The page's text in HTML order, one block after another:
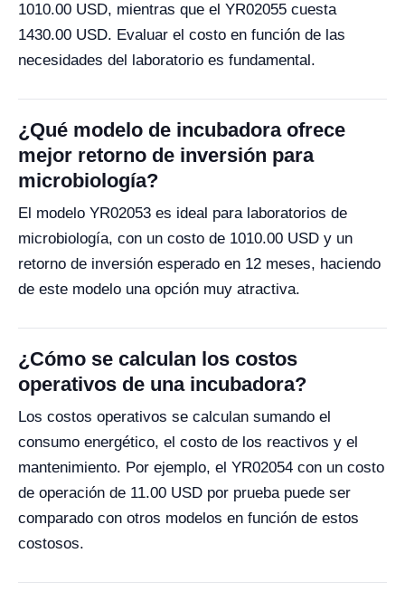
1010.00 USD, mientras que el YR02055 cuesta
1430.00 USD. Evaluar el costo en función de las
necesidades del laboratorio es fundamental.
¿Qué modelo de incubadora ofrece
mejor retorno de inversión para
microbiología?
El modelo YR02053 es ideal para laboratorios de
microbiología, con un costo de 1010.00 USD y un
retorno de inversión esperado en 12 meses, haciendo
de este modelo una opción muy atractiva.
¿Cómo se calculan los costos
operativos de una incubadora?
Los costos operativos se calculan sumando el
consumo energético, el costo de los reactivos y el
mantenimiento. Por ejemplo, el YR02054 con un costo
de operación de 11.00 USD por prueba puede ser
comparado con otros modelos en función de estos
costosos.